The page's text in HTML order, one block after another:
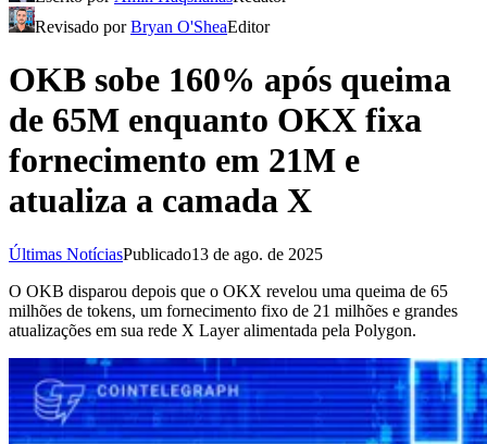
Revisado porBryan O'SheaEditor
OKB sobe 160% após queima
de 65M enquanto OKX fixa
fornecimento em 21M e
atualiza a camada X
Últimas NotíciasPublicado13 de ago. de 2025
O OKB disparou depois que o OKX revelou uma queima de 65
milhões de tokens, um fornecimento fixo de 21 milhões e grandes
atualizações em sua rede X Layer alimentada pela Polygon.